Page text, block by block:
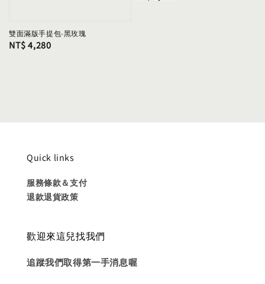
雙面滿版手提包-黑玫瑰
Regular
NT$ 4,280
Quick links
服務條款＆支付
退款退貨政策
歡迎來這兒找我們
追蹤我們取得第一手消息喔